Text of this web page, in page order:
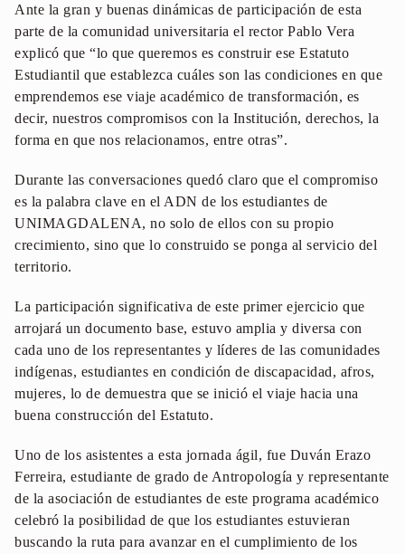
Ante la gran y buenas dinámicas de participación de esta
parte de la comunidad universitaria el rector Pablo Vera
explicó que “lo que queremos es construir ese Estatuto
Estudiantil que establezca cuáles son las condiciones en que
emprendemos ese viaje académico de transformación, es
decir, nuestros compromisos con la Institución, derechos, la
forma en que nos relacionamos, entre otras”.
Durante las conversaciones quedó claro que el compromiso
es la palabra clave en el ADN de los estudiantes de
UNIMAGDALENA, no solo de ellos con su propio
crecimiento, sino que lo construido se ponga al servicio del
territorio.
La participación significativa de este primer ejercicio que
arrojará un documento base, estuvo amplia y diversa con
cada uno de los representantes y líderes de las comunidades
indígenas, estudiantes en condición de discapacidad, afros,
mujeres, lo de demuestra que se inició el viaje hacia una
buena construcción del Estatuto.
Uno de los asistentes a esta jornada ágil, fue Duván Erazo
Ferreira, estudiante de grado de Antropología y representante
de la asociación de estudiantes de este programa académico
celebró la posibilidad de que los estudiantes estuvieran
buscando la ruta para avanzar en el cumplimiento de los